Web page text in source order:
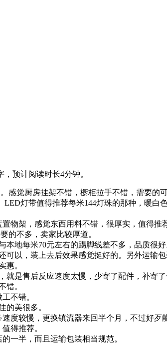
预计阅读时长4分钟。
感觉厨房挂架不错，橱柜拉手不错，需要的可
LED灯带值得推荐每米144灯珠的那种，暖白
物架，感觉东西用料不错，很厚实，值得推
的不多，卖家比较厚道。
本地每米70元左右的踢脚线差不多，品质很好
可以，装上去后效果感觉挺好的。另外运输
惠。
就是售后反应速度太慢，少寄了配件，补寄
错。
工不错。
的美很多。
度较慢，更换镇流器来回半个月，不过好歹
得推荐。
一半，而且运输包装相当规范。